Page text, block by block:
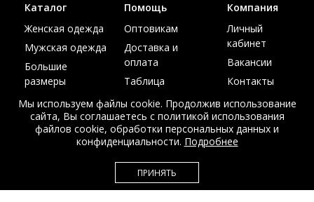
© Интернет магазин верхней одежды из меха и кожи
EDEM-ROOM 2011-2026
Каталог
Женская одежда
Мужская одежда
Большие
размеры
Акции
Помощь
Оптовикам
Доставка и
оплата
Таблица
Компания
Личный
кабинет
Вакансии
Контакты
Мы используем файлы cookie. Продолжив использование
сайта, Вы соглашаетесь с политикой использования
файлов cookie, обработки персональных данных и
конфиденциальности. Подробнее
ПРИНЯТЬ